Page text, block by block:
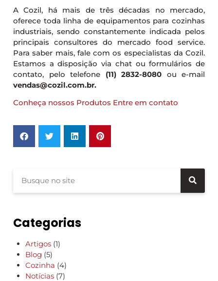
A Cozil, há mais de três décadas no mercado,
oferece toda linha de equipamentos para cozinhas
industriais, sendo constantemente indicada pelos
principais consultores do mercado food service.
Para saber mais, fale com os especialistas da Cozil.
Estamos a disposição via chat ou formulários de
contato, pelo telefone (11) 2832-8080 ou e-mail
vendas@cozil.com.br.
Conheça nossos Produtos Entre em contato
Categorias
Artigos (1)
Blog (5)
Cozinha (4)
Notícias (7)